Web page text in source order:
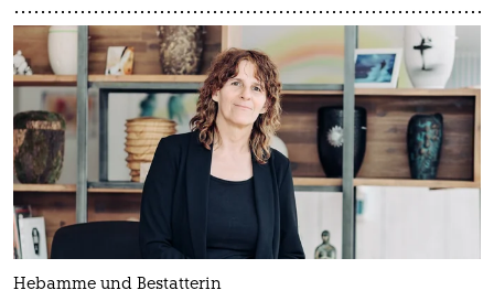
Hebamme und Bestatterin